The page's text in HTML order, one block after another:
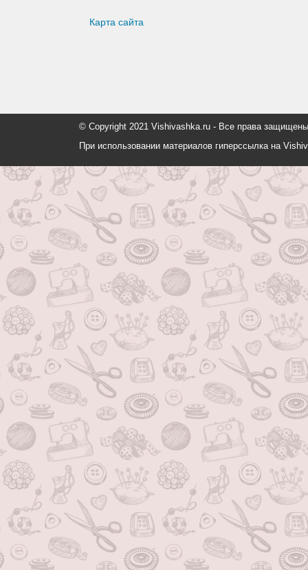
Карта сайта
© Copyright 2021 Vishivashka.ru - Все права
При использовании материалов гиперссылка на